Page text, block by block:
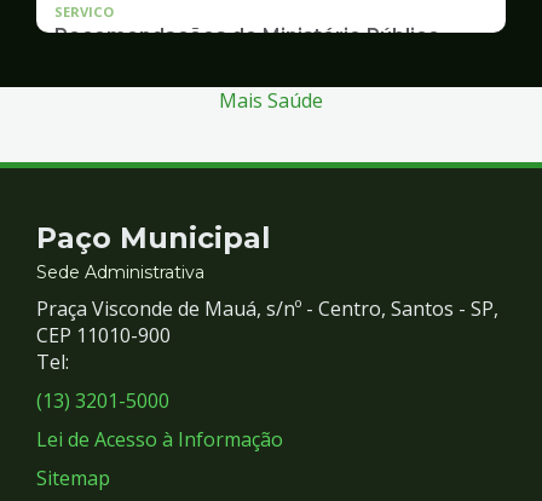
SERVICO
Recomendações do Ministério Público
Mais Saúde
Contato
e
Redes
Sociais
Paço Municipal
Sede Administrativa
Praça Visconde de Mauá, s/nº - Centro, Santos - SP,
CEP 11010-900
Tel:
(13) 3201-5000
Lei de Acesso à Informação
Sitemap